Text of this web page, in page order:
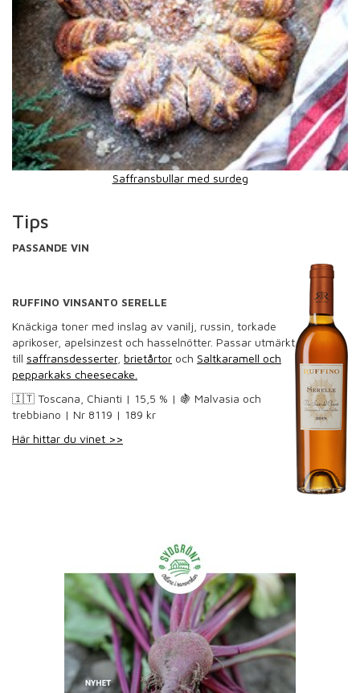
Saffransbullar med surdeg
Tips
PASSANDE VIN
RUFFINO VINSANTO SERELLE
Knäckiga toner med inslag av vanilj, russin, torkade
aprikoser, apelsinzest och hasselnötter. Passar utmärkt
till saffransdesserter, brietårtor och Saltkaramell och
pepparkaks cheesecake.
🇮🇹 Toscana, Chianti | 15,5 % | 🍇 Malvasia och
trebbiano | Nr 8119 | 189 kr
Här hittar du vinet >>